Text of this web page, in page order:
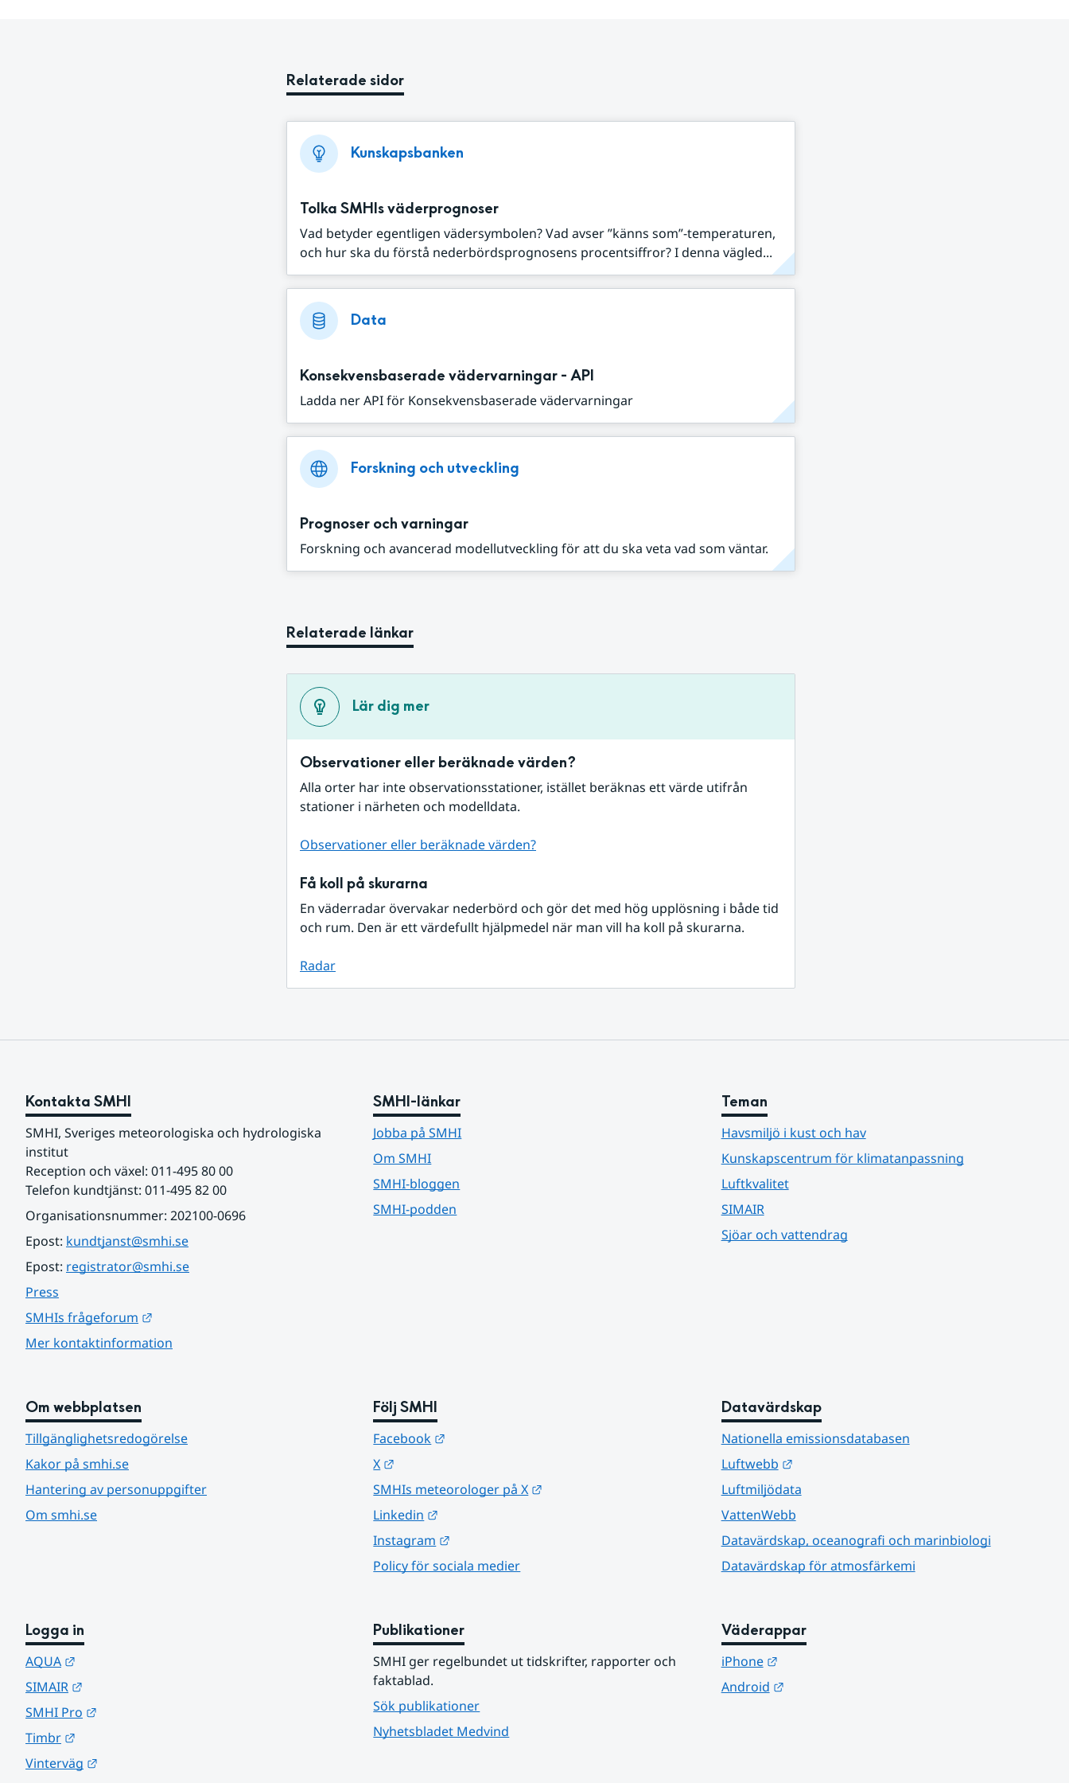
Relaterade sidor
Kunskapsbanken
Tolka SMHIs väderprognoser
Vad betyder egentligen vädersymbolen? Vad avser ”känns som”-temperaturen,
och hur ska du förstå nederbördsprognosens procentsiffror? I denna vägled...
Data
Konsekvensbaserade vädervarningar - API
Ladda ner API för Konsekvensbaserade vädervarningar
Forskning och utveckling
Prognoser och varningar
Forskning och avancerad modellutveckling för att du ska veta vad som väntar.
Relaterade länkar
Lär dig mer
Observationer eller beräknade värden?
Alla orter har inte observationsstationer, istället beräknas ett värde utifrån
stationer i närheten och modelldata.
Observationer eller beräknade värden?
Få koll på skurarna
En väderradar övervakar nederbörd och gör det med hög upplösning i både tid
och rum. Den är ett värdefullt hjälpmedel när man vill ha koll på skurarna.
Radar
Kontakta SMHI
SMHI, Sveriges meteorologiska och hydrologiska
institut
Reception och växel: 011-495 80 00
Telefon kundtjänst: 011-495 82 00
Organisationsnummer: 202100-0696
Epost: kundtjanst@smhi.se
Epost: registrator@smhi.se
Press
SMHIs frågeforum
Mer kontaktinformation
SMHI-länkar
Jobba på SMHI
Om SMHI
SMHI-bloggen
SMHI-podden
Teman
Havsmiljö i kust och hav
Kunskapscentrum för klimatanpassning
Luftkvalitet
SIMAIR
Sjöar och vattendrag
Om webbplatsen
Tillgänglighetsredogörelse
Kakor på smhi.se
Hantering av personuppgifter
Om smhi.se
Följ SMHI
Facebook
X
SMHIs meteorologer på X
Linkedin
Instagram
Policy för sociala medier
Datavärdskap
Nationella emissionsdatabasen
Luftwebb
Länk till annan webbplats.
Luftmiljödata
VattenWebb
Datavärdskap, oceanografi och marinbiologi
Datavärdskap för atmosfärkemi
Logga in
AQUA
SIMAIR
SMHI Pro
Timbr
Vinterväg
Publikationer
SMHI ger regelbundet ut tidskrifter, rapporter och
faktablad.
Sök publikationer
Nyhetsbladet Medvind
Väderappar
iPhone
Länk till annan webbplats.
Android
Länk till annan webbplats.